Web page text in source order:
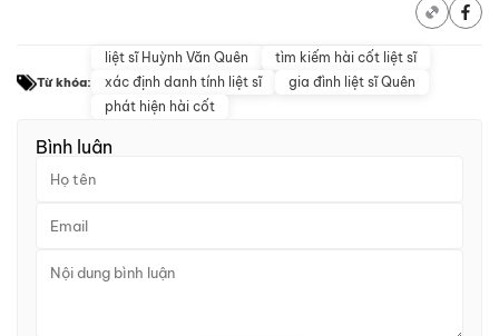
Từ khóa:
liệt sĩ Huỳnh Văn Quên
tìm kiếm hài cốt liệt sĩ
xác định danh tính liệt sĩ
gia đình liệt sĩ Quên
phát hiện hài cốt
Bình luận